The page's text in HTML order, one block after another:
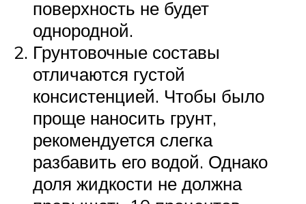
поверхность не будет
однородной.
Грунтовочные составы
отличаются густой
консистенцией. Чтобы было
проще наносить грунт,
рекомендуется слегка
разбавить его водой. Однако
доля жидкости не должна